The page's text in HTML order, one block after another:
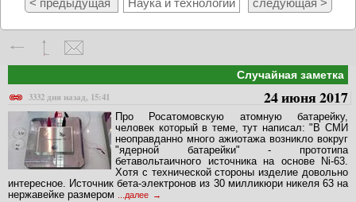
< предыдущая Наука и технологии следующая >
Случайная заметка
3332 дня назад, 15:41
24 июня 2017
Про Росатомовскую атомную батарейку,
человек который в теме, тут написал: "В СМИ
неоправданно много ажиотажа возникло вокруг
"ядерной батарейки" - прототипа
бетавольтаичного источника на основе Ni-63.
Хотя с технической стороны изделие довольно
интересное. Источник бета-электронов из 30 милликюри никеля 63 на
нержавейке размером
...далее